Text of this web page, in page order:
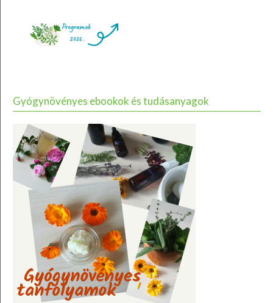
Gyógynövényes ebookok és tudásanyagok